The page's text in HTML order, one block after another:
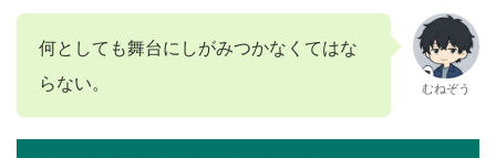
何としても舞台にしがみつかなくてはな
らない。
むねぞう